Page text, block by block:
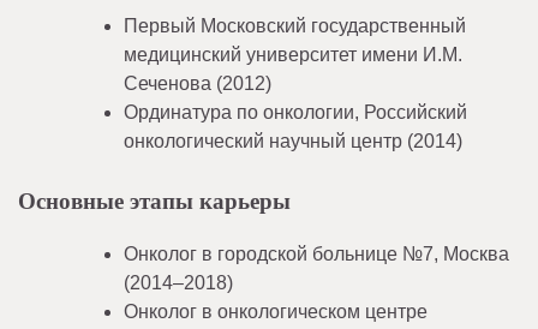
Первый Московский государственный
медицинский университет имени И.М.
Сеченова (2012)
Ординатура по онкологии, Российский
онкологический научный центр (2014)
Основные этапы карьеры
Онколог в городской больнице №7, Москва
(2014–2018)
Онколог в онкологическом центре